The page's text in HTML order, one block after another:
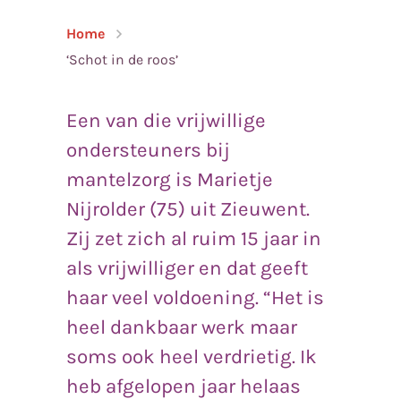
Home
‘Schot in de roos’
Een van die vrijwillige
ondersteuners bij
mantelzorg is Marietje
Nijrolder (75) uit Zieuwent.
Zij zet zich al ruim 15 jaar in
als vrijwilliger en dat geeft
haar veel voldoening. “Het is
heel dankbaar werk maar
soms ook heel verdrietig. Ik
heb afgelopen jaar helaas